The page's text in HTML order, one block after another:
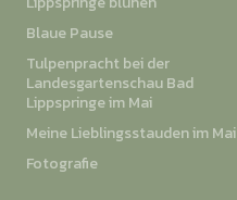
Blaue Pause
Tulpenpracht bei der
Landesgartenschau Bad
Lippspringe im Mai
Meine Lieblingsstauden im Mai
Fotografie